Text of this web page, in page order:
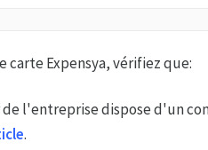
carte Expensya, vérifiez que:
de l'entreprise dispose d'un
.